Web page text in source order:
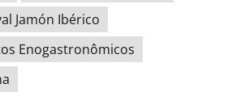
Jamón Ibérico
Enogastronômicos